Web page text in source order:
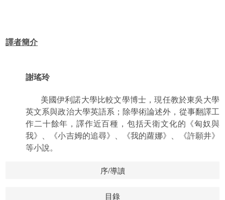
譯者簡介
謝瑤玲
美國伊利諾大學比較文學博士，現任教於東吳大學
英文系與政治大學英語系；除學術論述外，從事翻譯工
作二十餘年，譯作近百種，包括天衛文化的《匈奴與
我》、《小吉姆的追尋》、《我的蘿娜》、《許願井》
等小說。
序/導讀
目錄